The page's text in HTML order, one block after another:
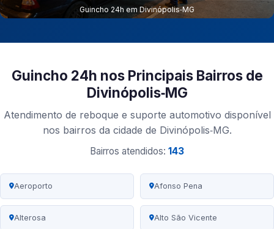
Guincho 24h em Divinópolis‑MG
Guincho 24h nos Principais Bairros de
Divinópolis‑MG
Atendimento de reboque e suporte automotivo disponível
nos bairros da cidade de Divinópolis‑MG.
Bairros atendidos: 143
Aeroporto Afonso Pena
Alterosa Alto São Vicente